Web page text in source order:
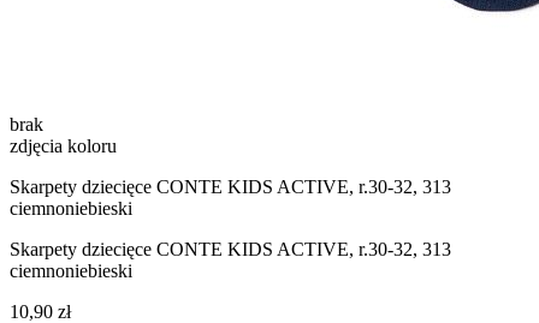
brak
zdjęcia koloru
Skarpety dziecięce CONTE KIDS ACTIVE, r.30-32, 313
ciemnoniebieski
Skarpety dziecięce CONTE KIDS ACTIVE, r.30-32, 313
ciemnoniebieski
10,90 zł